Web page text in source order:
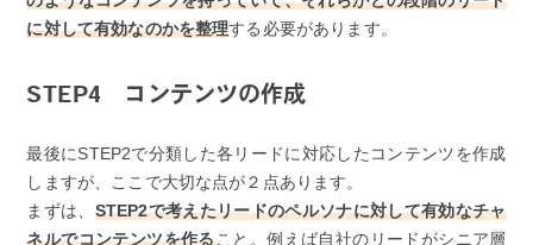
に対して有効なのかを整理する必要があります。
STEP4 コンテンツの作成
最後にSTEP2で分類した各リードに対応したコンテンツを作成
しますが、ここで大切な点が２点あります。
まずは、 STEP2で考えたリードのペルソナに対して有効なチャ
ネルでコンテンツを作ること。例えば自社のリードがシニア層